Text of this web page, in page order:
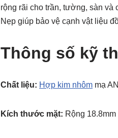
rộng rãi cho trần, tường, sàn và
Nẹp giúp bảo vệ cạnh vật liệu
Thông số kỹ
Chất liệu: Hợp kim nhôm mạ
Kích thước mặt: Rộng